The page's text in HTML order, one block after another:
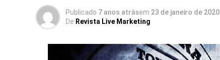
Publicado 7 anos atrásem 23 de janeiro de 2020
De Revista Live Marketing